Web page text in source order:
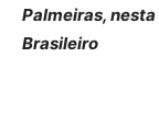
Palmeiras,
Brasileiro